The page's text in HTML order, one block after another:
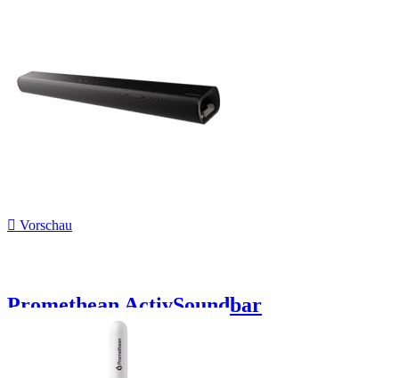
 Vorschau
Promethean ActivSoundbar